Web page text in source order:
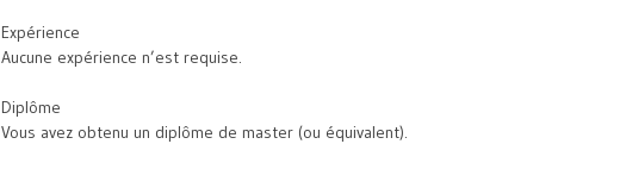
Expérience
Aucune expérience n’est requise.
Diplôme
Vous avez obtenu un diplôme de master (ou équivalent).